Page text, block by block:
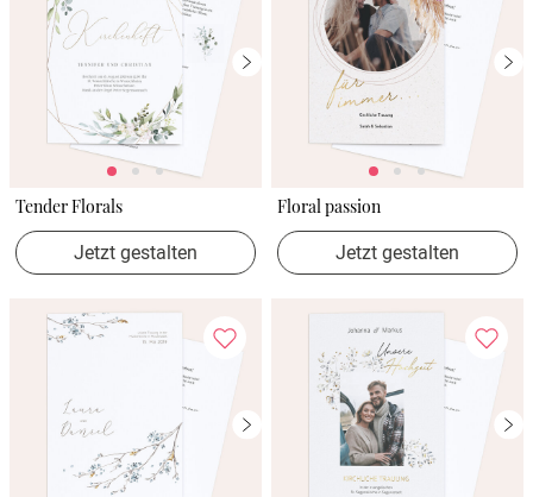
Tender Florals
Jetzt gestalten
Floral passion
Jetzt gestalten